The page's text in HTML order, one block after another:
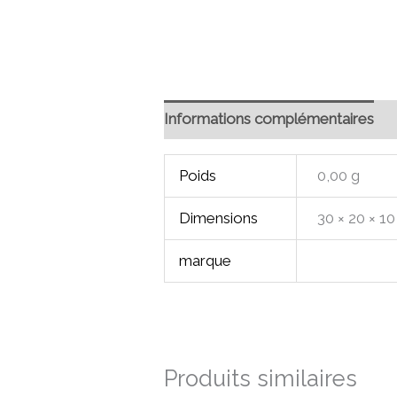
Informations complémentaires
Poids 0,00 g
Dimensions 30 × 20 ×
marque
Produits similaires